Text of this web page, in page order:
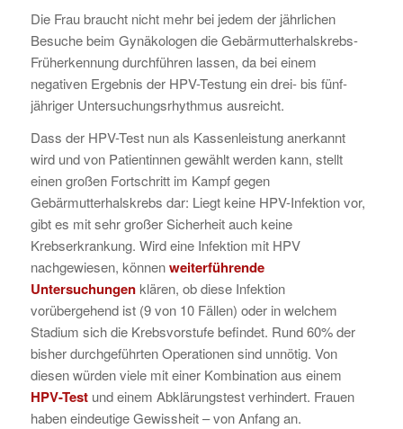
Die Frau braucht nicht mehr bei jedem der jährlichen
Besuche beim Gynäkologen die Gebärmutterhalskrebs-
Früherkennung durchführen lassen, da bei einem
negativen Ergebnis der HPV-Testung ein drei- bis fünf-
jähriger Untersuchungsrhythmus ausreicht.
Dass der HPV-Test nun als Kassenleistung anerkannt
wird und von Patientinnen gewählt werden kann, stellt
einen großen Fortschritt im Kampf gegen
Gebärmutterhalskrebs dar: Liegt keine HPV-Infektion vor,
gibt es mit sehr großer Sicherheit auch keine
Krebserkrankung. Wird eine Infektion mit HPV
nachgewiesen, können weiterführende
Untersuchungen klären, ob diese Infektion
vorübergehend ist (9 von 10 Fällen) oder in welchem
Stadium sich die Krebsvorstufe befindet. Rund 60% der
bisher durchgeführten Operationen sind unnötig. Von
diesen würden viele mit einer Kombination aus einem
HPV-Testund einem Abklärungstest verhindert. Frauen
haben eindeutige Gewissheit – von Anfang an.